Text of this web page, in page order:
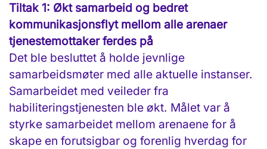
Tiltak 1: Økt samarbeid og bedret
kommunikasjonsflyt mellom alle arenaer
tjenestemottaker ferdes på
Det ble besluttet å holde jevnlige
samarbeidsmøter med alle aktuelle instanser.
Samarbeidet med veileder fra
habiliteringstjenesten ble økt. Målet var å
styrke samarbeidet mellom arenaene for å
skape en forutsigbar og forenlig hverdag for